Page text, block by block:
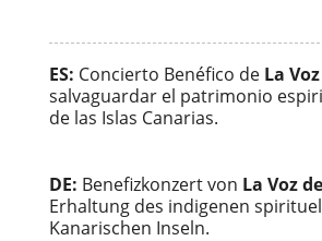
ES: Concierto Benéfico de La
salvaguardar el patrimonio
de las Islas Canarias.
DE: Benefizkonzert von La Voz
Erhaltung des indigenen
Kanarischen Inseln.